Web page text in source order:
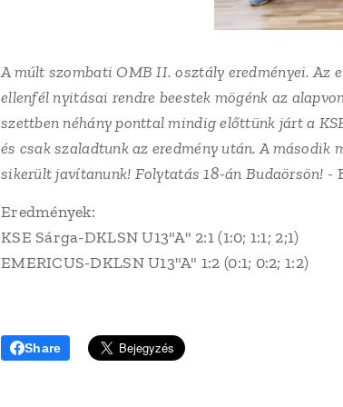
A múlt szombati OMB II. osztály eredményei. Az
ellenfél nyitásai rendre beestek mögénk az
szettben néhány ponttal mindig előttünk járt a
és csak szaladtunk az eredmény után. A második
sikerült javítanunk! Folytatás 18-án Budaörsön! -
Eredmények:
KSE Sárga-DKLSN U13"A" 2:1 (1:0; 1:1; 2;1)
EMERICUS-DKLSN U13"A" 1:2 (0:1; 0:2; 1:2)
Share